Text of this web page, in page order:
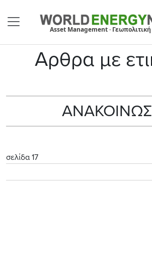
Asset Management ·
Αρθρα με
σελίδα 17